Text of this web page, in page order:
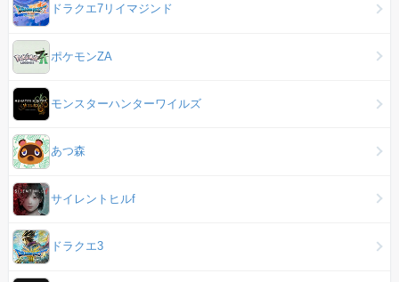
ドラクエ7リイマジンド
ポケモンZA
モンスターハンターワイルズ
あつ森
サイレントヒルf
ドラクエ3